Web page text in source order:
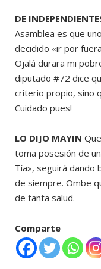
DE
Asamblea es que
decidido «ir por
Ojalá durara mi
diputado #72 dice
criterio propio, sino
Cuidado pues!
LO DIJO MAYIN
toma posesión de
Tía», seguirá dando
de siempre. Ombe
de tanta salud.
Comparte